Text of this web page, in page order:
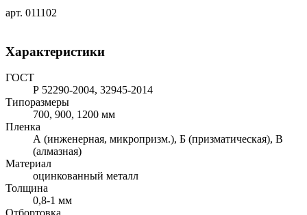
арт. 011102
Характеристики
ГОСТ
Р 52290-2004, 32945-2014
Типоразмеры
700, 900, 1200 мм
Пленка
А (инженерная, микропризм.), Б (призматическая), В
(алмазная)
Материал
оцинкованный металл
Толщина
0,8-1 мм